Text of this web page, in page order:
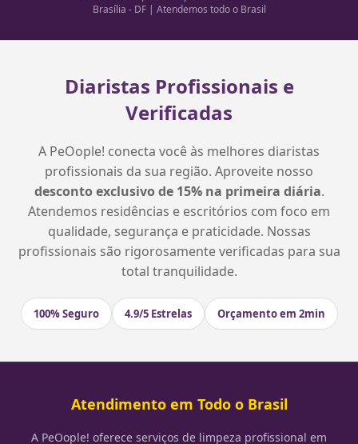
Brasília - DF | Atendemos todo o Brasil
Diaristas Profissionais e
Verificadas
A PeOople! conecta você às melhores diaristas
profissionais da sua região. Aproveite nosso
desconto exclusivo de 15% na primeira diária.
Atendemos residências e escritórios com foco em
qualidade, segurança e praticidade. Nossas
profissionais são rigorosamente verificadas para sua
total tranquilidade.
100% Seguro 4.9/5 Estrelas Orçamento em 2min
Atendimento em Todo o Brasil
A PeOople! oferece serviços de limpeza profissional em